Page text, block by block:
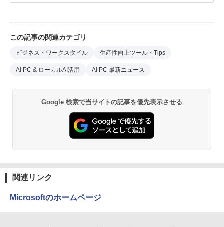
この記事の関連カテゴリ
ビジネス・ワークスタイル 生産性向上ツール・Tips
AI PC & ローカルAI活用 AI PC 最新ニュース
Google 検索で当サイトの記事を優先表示させる
関連リンク
Microsoftのホームページ